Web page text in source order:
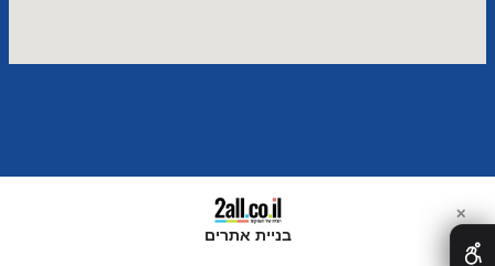
בניית אתרים
✕